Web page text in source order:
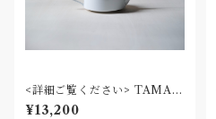
<詳細ご覧ください> TAMAK
I / ティーポット
¥13,200